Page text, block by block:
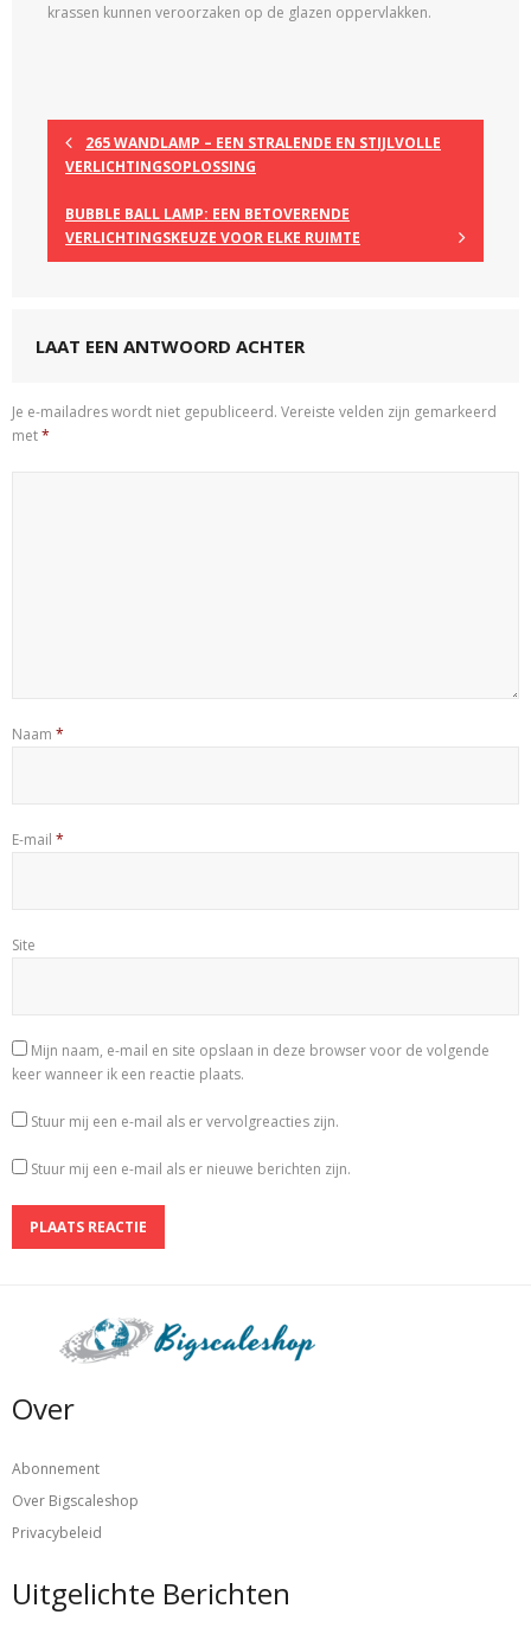
krassen kunnen veroorzaken op de glazen oppervlakken.
265 WANDLAMP – EEN STRALENDE EN STIJLVOLLE
VERLICHTINGSOPLOSSING
BUBBLE BALL LAMP: EEN BETOVERENDE
VERLICHTINGSKEUZE VOOR ELKE RUIMTE
LAAT EEN ANTWOORD ACHTER
Je e-mailadres wordt niet gepubliceerd. Vereiste velden zijn gemarkeerd
met*
Naam *
E-mail *
Site
Mijn naam, e-mail en site opslaan in deze browser voor de volgende
keer wanneer ik een reactie plaats.
Stuur mij een e-mail als er vervolgreacties zijn.
Stuur mij een e-mail als er nieuwe berichten zijn.
Over
Abonnement
Over Bigscaleshop
Privacybeleid
Uitgelichte Berichten